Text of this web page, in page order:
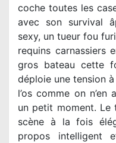
coche toutes les
avec son survival
sexy, un tueur fou
requins carnassiers
gros bateau cette
déploie une tension à
l’os comme on
un petit moment. Le
scène à la fois
propos intelligent